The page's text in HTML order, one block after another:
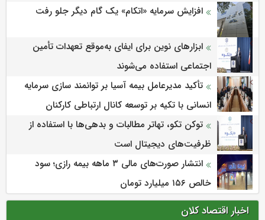
افزایش سرمایه «اتکام» یک گام دیگر جلو رفت
ابزارهای نوین برای ایفای به‌موقع تعهدات تأمین
اجتماعی استفاده می‌شوند
تأکید مدیرعامل بیمه آسیا بر توانمند سازی سرمایه
انسانی با تکیه بر توسعه کانال ارتباطی کارکنان
توکن تکو، تهاتر مطالبات و بدهی‌ها با استفاده از
ظرفیت‌های دیجیتال است
انتشار صورت‌های مالی ۳ ماهه بیمه رازی؛ سود
خالص ۱۵۶ میلیارد تومان
اخبار اقتصاد کلان